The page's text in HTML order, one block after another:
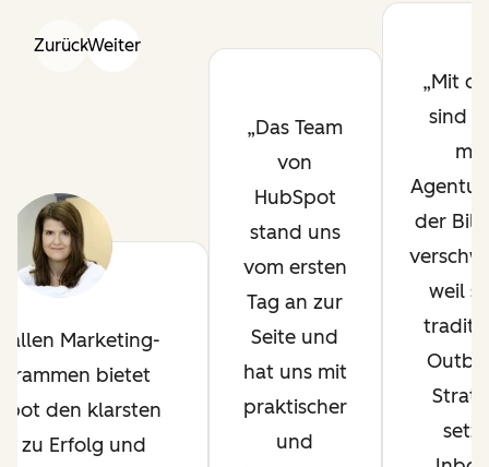
ZurückWeiter
allen Marketing-
bietet
den klarsten
zu Erfolg und
Das Team
von
HubSpot
stand uns
vom ersten
Tag an zur
Seite und
hat uns mit
praktischer
und
Mit
sind
der
weil